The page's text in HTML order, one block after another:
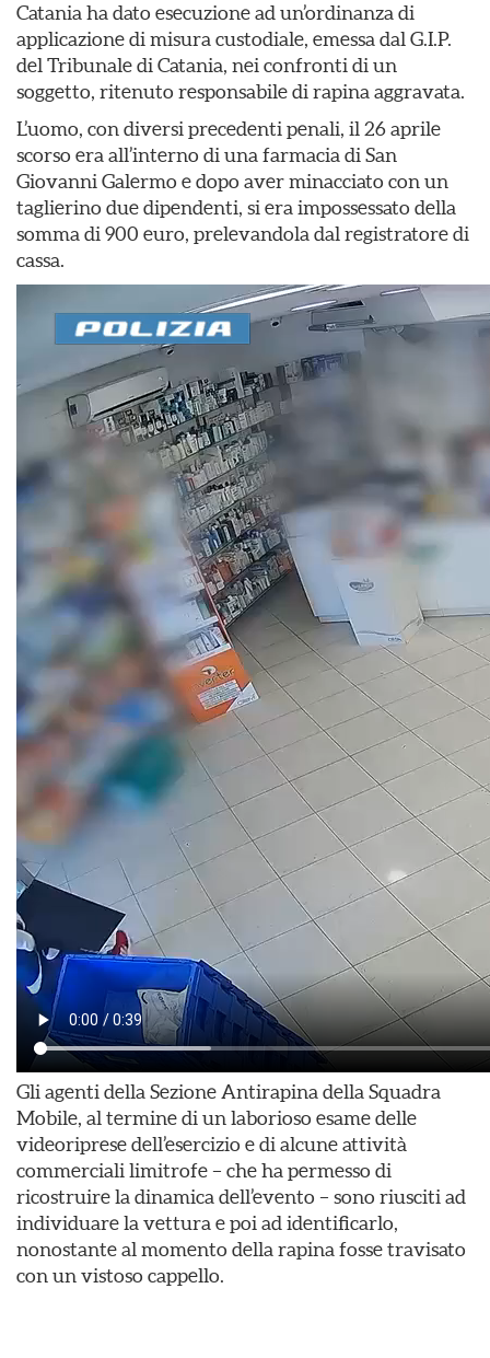
Catania ha dato esecuzione ad un’ordinanza di
applicazione di misura custodiale, emessa dal G.I.P.
del Tribunale di Catania, nei confronti di un
soggetto, ritenuto responsabile di rapina aggravata.
L’uomo, con diversi precedenti penali, il 26 aprile
scorso era all’interno di una farmacia di San
Giovanni Galermo e dopo aver minacciato con un
taglierino due dipendenti, si era impossessato della
somma di 900 euro, prelevandola dal registratore di
cassa.
Gli agenti della Sezione Antirapina della Squadra
Mobile, al termine di un laborioso esame delle
videoriprese dell’esercizio e di alcune attività
commerciali limitrofe – che ha permesso di
ricostruire la dinamica dell’evento – sono riusciti ad
individuare la vettura e poi ad identificarlo,
nonostante al momento della rapina fosse travisato
con un vistoso cappello.